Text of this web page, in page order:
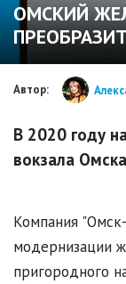
ОМСКИЙ
Автор:
В 2020 году
вокзала
Компания
модернизации
пригородного